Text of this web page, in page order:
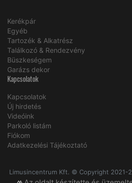
Kerékpár
Egyéb
Tartozék & Alkatrész
Találkozó & Rendezvény
Büszkeségem
Garázs dekor
Kapcsolatok
Kapcsolatok
Új hirdetés
Videóink
Parkoló listám
Fiókom
Adatkezelési Tájékoztató
Limusincentrum Kft. © Copyright 2021-